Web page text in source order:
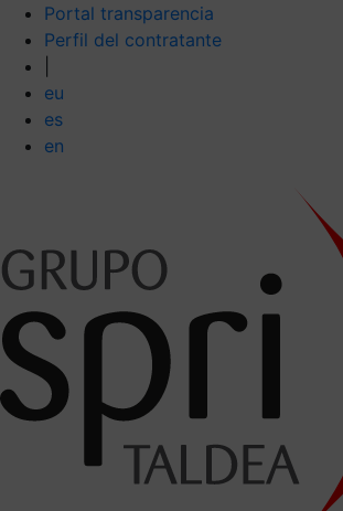
Portal transparencia
Perfil del contratante
eu
es
en